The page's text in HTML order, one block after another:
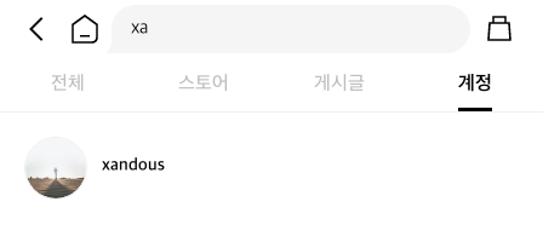
전체 스토어 게시글 계정
a
n
xandous